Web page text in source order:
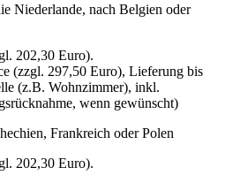
Niederlande, nach Belgien oder
202,30 Euro).
(zzgl. 297,50 Euro), Lieferung bis
(z.B. Wohnzimmer), inkl.
wenn gewünscht)
Frankreich oder Polen
202,30 Euro).